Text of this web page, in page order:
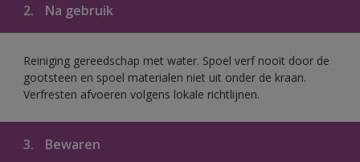
2. Na gebruik
Reiniging gereedschap met water. Spoel verf nooit door de
gootsteen en spoel materialen niet uit onder de kraan.
Verfresten afvoeren volgens lokale richtlijnen.
3. Bewaren